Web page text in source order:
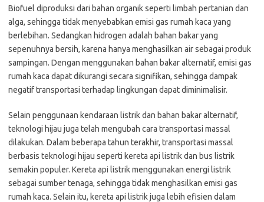
Biofuel diproduksi dari bahan organik seperti limbah pertanian dan
alga, sehingga tidak menyebabkan emisi gas rumah kaca yang
berlebihan. Sedangkan hidrogen adalah bahan bakar yang
sepenuhnya bersih, karena hanya menghasilkan air sebagai produk
sampingan. Dengan menggunakan bahan bakar alternatif, emisi gas
rumah kaca dapat dikurangi secara signifikan, sehingga dampak
negatif transportasi terhadap lingkungan dapat diminimalisir.
Selain penggunaan kendaraan listrik dan bahan bakar alternatif,
teknologi hijau juga telah mengubah cara transportasi massal
dilakukan. Dalam beberapa tahun terakhir, transportasi massal
berbasis teknologi hijau seperti kereta api listrik dan bus listrik
semakin populer. Kereta api listrik menggunakan energi listrik
sebagai sumber tenaga, sehingga tidak menghasilkan emisi gas
rumah kaca. Selain itu, kereta api listrik juga lebih efisien dalam